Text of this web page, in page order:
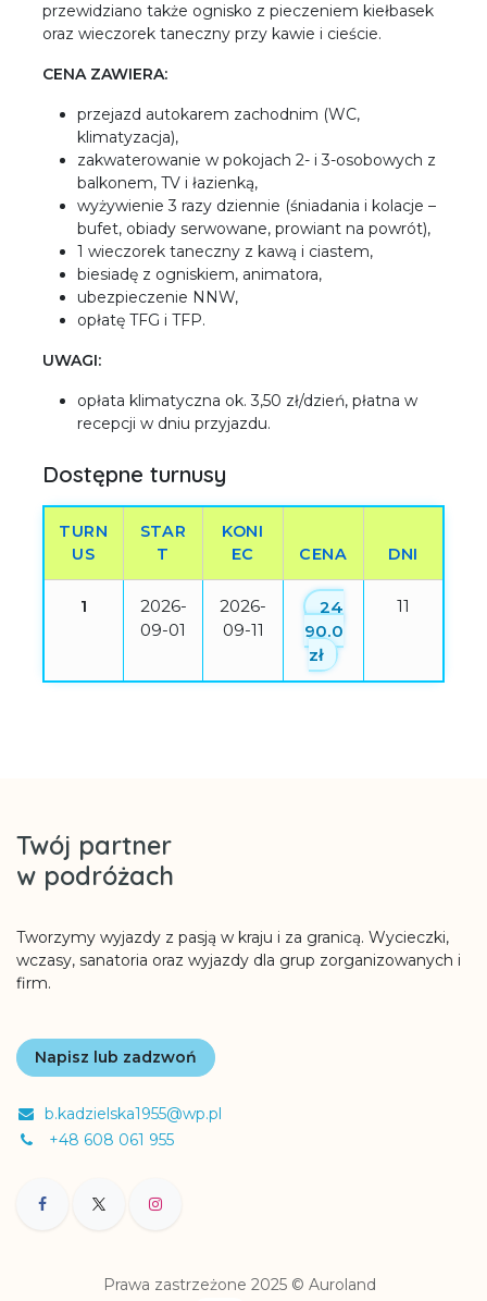
przewidziano także ognisko z pieczeniem kiełbasek
oraz wieczorek taneczny przy kawie i cieście.
CENA ZAWIERA:
przejazd autokarem zachodnim (WC,
klimatyzacja),
zakwaterowanie w pokojach 2- i 3-osobowych z
balkonem, TV i łazienką,
wyżywienie 3 razy dziennie (śniadania i kolacje –
bufet, obiady serwowane, prowiant na powrót),
1 wieczorek taneczny z kawą i ciastem,
biesiadę z ogniskiem, animatora,
ubezpieczenie NNW,
opłatę TFG i TFP.
UWAGI:
opłata klimatyczna ok. 3,50 zł/dzień, płatna w
recepcji w dniu przyjazdu.
Dostępne turnusy
TURN
US
STAR
T
KONI
EC
CENA DNI
1
2026-
09-01
2026-
09-11
24
90.0
zł
11
Twój partner
w podróżach
Tworzymy wyjazdy z pasją w kraju i za granicą. Wycieczki,
wczasy, sanatoria oraz wyjazdy dla grup zorganizowanych i
firm.
Napisz lub zadzwoń
b.kadzielska1955@wp.pl
+48 608 061 955
Prawa zastrzeżone 2025 © Auroland